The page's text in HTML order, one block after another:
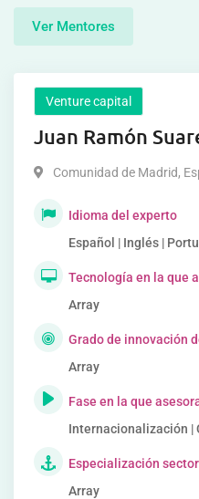
Ver Mentores
Venture capital
Juan Ramón
Comunidad de Madrid,
Idioma del experto
Español | Inglés |
Tecnología en la que
Array
Grado de innovación
Array
Fase en la que
Internacionalización |
Especialización
Array